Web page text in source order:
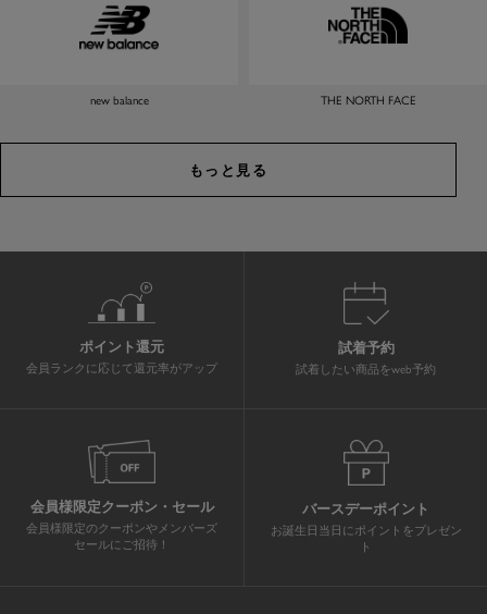
new balance THE NORTH FACE
もっと見る
ポイント還元
会員ランクに応じて還元率がアップ
試着予約
試着したい商品をweb予約
会員様限定クーポン・セール
会員様限定のクーポンやメンバーズ
セールにご招待！
バースデーポイント
お誕生日当日にポイントをプレゼン
ト